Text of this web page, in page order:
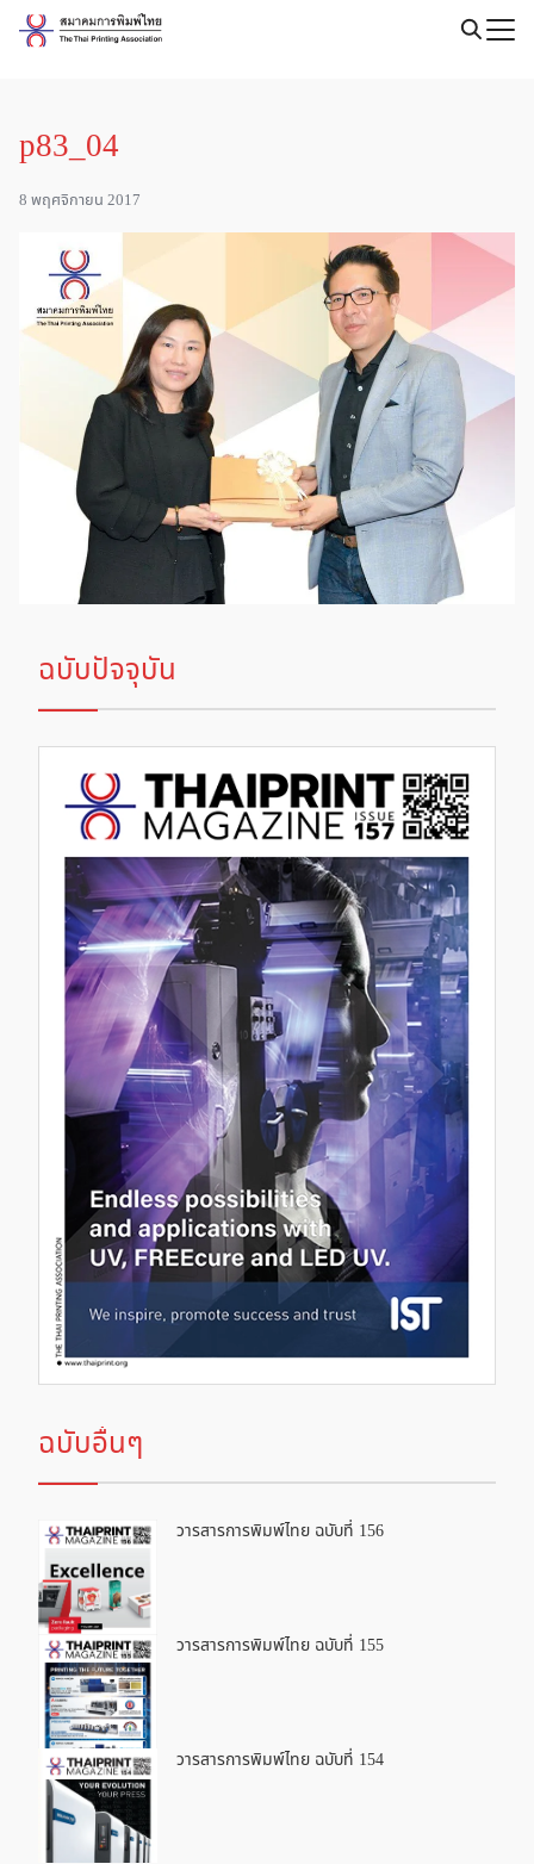
Skip
p83_04
8 พฤศจิกายน 2017
ฉบับปัจจุบัน
ฉบับอื่นๆ
วารสารการพิมพ์ไทย ฉบับที่ 156
วารสารการพิมพ์ไทย ฉบับที่ 155
วารสารการพิมพ์ไทย ฉบับที่ 154